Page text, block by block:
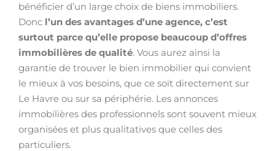
bénéficier d’un large choix de biens immobiliers.
Donc l’un des avantages d’une agence, c’est
surtout parce qu’elle propose beaucoup d’offres
immobilières de qualité. Vous aurez ainsi la
garantie de trouver le bien immobilier qui convient
le mieux à vos besoins, que ce soit directement sur
Le Havre ou sur sa périphérie. Les annonces
immobilières des professionnels sont souvent mieux
organisées et plus qualitatives que celles des
particuliers.